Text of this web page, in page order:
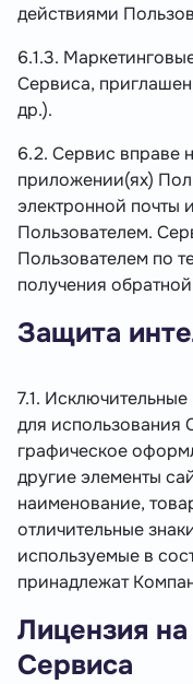
действиями
6.1.3.
Сервиса,
др.).
6.2. Сервис вправе
приложении(ях)
электронной почты
Пользователем.
Пользователем по
получения
Защита
7.1.
для использования
графическое
другие элементы
наименование,
отличительные
используемые в
принадлежат
Лицензия
Сервиса